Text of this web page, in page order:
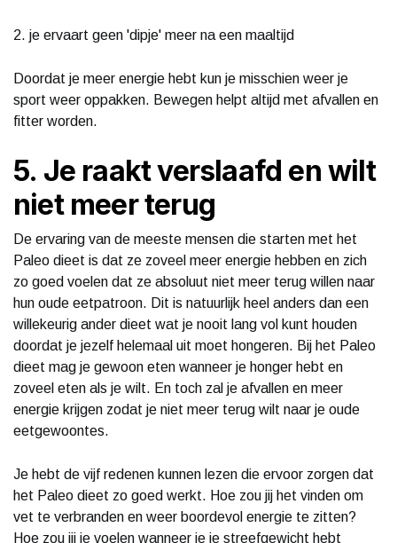
2. je ervaart geen 'dipje' meer na een maaltijd
Doordat je meer energie hebt kun je misschien weer je
sport weer oppakken. Bewegen helpt altijd met afvallen en
fitter worden.
5. Je raakt verslaafd en wilt
niet meer terug
De ervaring van de meeste mensen die starten met het
Paleo dieet is dat ze zoveel meer energie hebben en zich
zo goed voelen dat ze absoluut niet meer terug willen naar
hun oude eetpatroon. Dit is natuurlijk heel anders dan een
willekeurig ander dieet wat je nooit lang vol kunt houden
doordat je jezelf helemaal uit moet hongeren. Bij het Paleo
dieet mag je gewoon eten wanneer je honger hebt en
zoveel eten als je wilt. En toch zal je afvallen en meer
energie krijgen zodat je niet meer terug wilt naar je oude
eetgewoontes.
Je hebt de vijf redenen kunnen lezen die ervoor zorgen dat
het Paleo dieet zo goed werkt. Hoe zou jij het vinden om
vet te verbranden en weer boordevol energie te zitten?
Hoe zou jij je voelen wanneer je je streefgewicht hebt